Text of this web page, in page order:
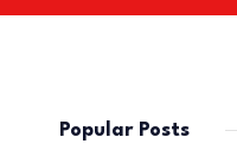
Popular Posts